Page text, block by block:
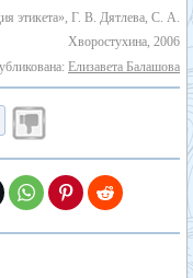
этикета», Г. В. Дятлева, С. А.
Хворостухина, 2006
Елизавета Балашова